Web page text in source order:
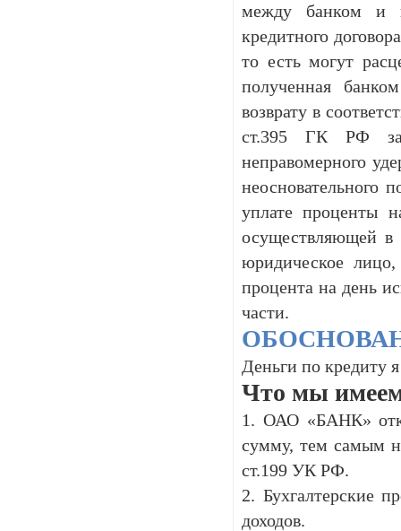
между банком и
кредитного
то есть могут
полученная
возврату в
ст.395 ГК РФ за
неправомерного
неосновательного
уплате проценты
осуществляющей в
юридическое лицо,
процента на день
части.
Деньги по кредиту
Что мы
1. ОАО «БАНК»
сумму, тем самым
ст.199 УК РФ.
2. Бухгалтерские
доходов.